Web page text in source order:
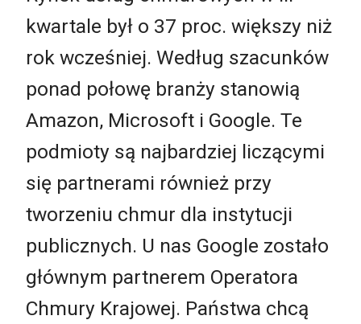
kwartale był o 37 proc. większy niż
rok wcześniej. Według szacunków
ponad połowę branży stanowią
Amazon, Microsoft i Google. Te
podmioty są najbardziej liczącymi
się partnerami również przy
tworzeniu chmur dla instytucji
publicznych. U nas Google zostało
głównym partnerem Operatora
Chmury Krajowej. Państwa chcą